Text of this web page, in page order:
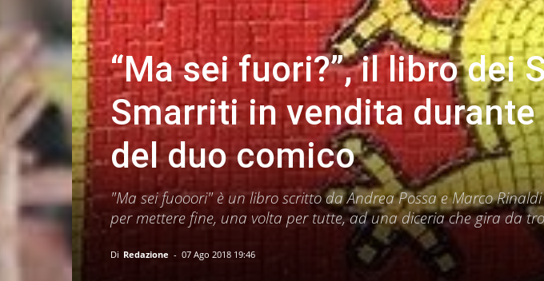
“Ma sei fuori?”, il libro dei
Smarriti in vendita
del duo comico
"Ma sei fuooori" è un libro scritto da Andrea Possa e Marco
per mettere fine, una volta per tutte, ad una diceria che gira da
Di Redazione - 07 Ago 2018 19:46